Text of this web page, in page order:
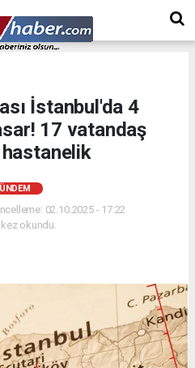
İstanbul'da 4
17 vatandaş
02.10.2025 - 17:22
okundu.